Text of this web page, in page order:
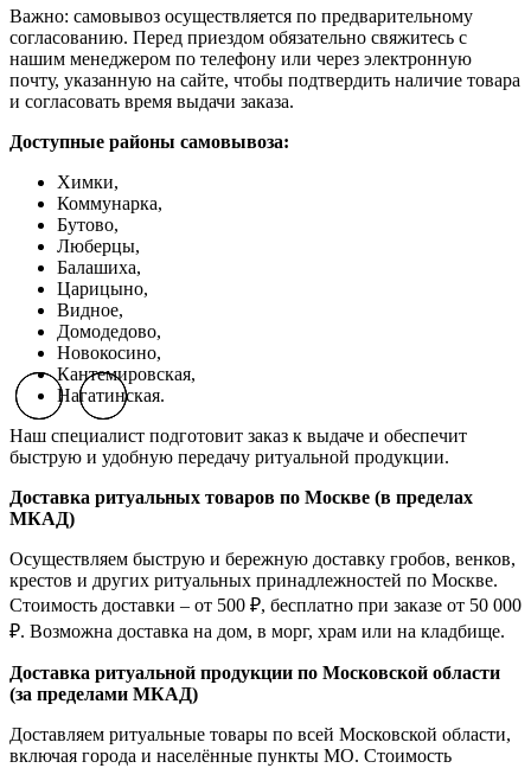
Важно: самовывоз осуществляется по предварительному
согласованию. Перед приездом обязательно свяжитесь с
нашим менеджером по телефону или через электронную
почту, указанную на сайте, чтобы подтвердить наличие товара
и согласовать время выдачи заказа.
Доступные районы самовывоза:
Химки,
Коммунарка,
Бутово,
Люберцы,
Балашиха,
Царицыно,
Видное,
Домодедово,
Новокосино,
Кантемировская,
Нагатинская.
Наш специалист подготовит заказ к выдаче и обеспечит
быструю и удобную передачу ритуальной продукции.
Доставка ритуальных товаров по Москве (в пределах
МКАД)
Осуществляем быструю и бережную доставку гробов, венков,
крестов и других ритуальных принадлежностей по Москве.
Стоимость доставки – от 500 ₽, бесплатно при заказе от 50 000
₽. Возможна доставка на дом, в морг, храм или на кладбище.
Доставка ритуальной продукции по Московской области
(за пределами МКАД)
Доставляем ритуальные товары по всей Московской области,
включая города и населённые пункты МО. Стоимость
Previous slide
Next slide
Previous slide
Next slide
Previous slide
Next slide